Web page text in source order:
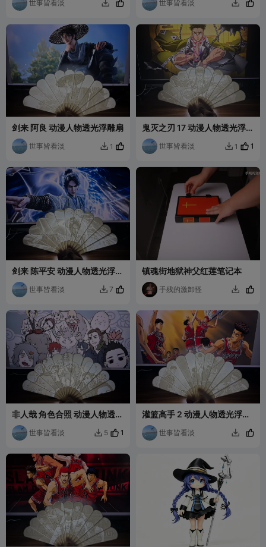
世事皆看淡  世事皆看淡 
剑来 阿良 动漫人物透光浮雕扇
世事皆看淡  1
鬼灭之刃 17 动漫人物透光浮雕
扇
世事皆看淡  1 1
剑来 陈平安 动漫人物透光浮雕
扇
世事皆看淡  7
镇魂街地狱神父红莲笔记本
手残的激卸怪 
非人哉 角色合照 动漫人物透光
浮雕扇
世事皆看淡  5 1
灌篮高手 2 动漫人物透光浮雕
扇
世事皆看淡 